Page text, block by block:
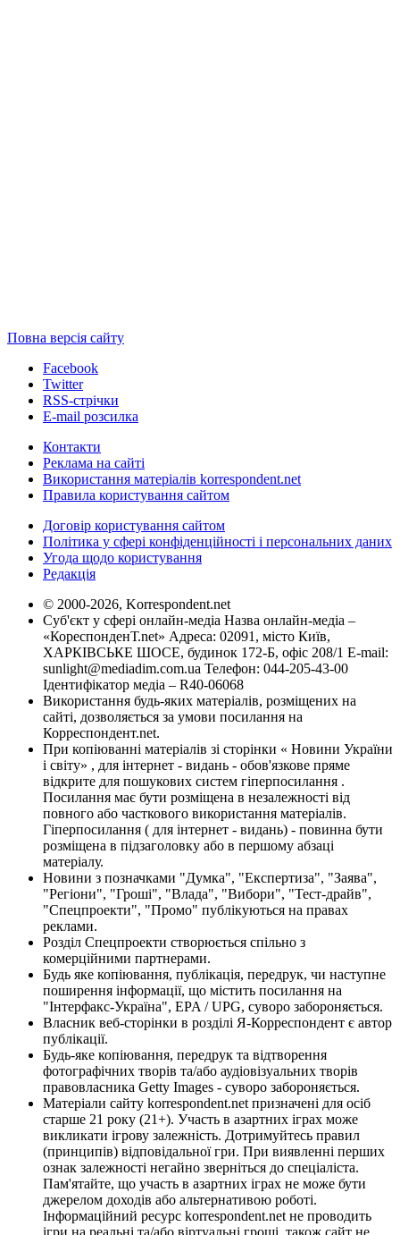
Повна версія сайту
Facebook
Twitter
RSS-стрічки
E-mail розсилка
Контакти
Реклама на сайті
Використання матеріалів korrespondent.net
Правила користування сайтом
Договір користування сайтом
Політика у сфері конфіденційності і персональних даних
Угода щодо користування
Редакція
© 2000-2026, Korrespondent.net
Суб'єкт у сфері онлайн-медіа Назва онлайн-медіа –
«КореспонденТ.net» Адреса: 02091, місто Київ,
ХАРКІВСЬКЕ ШОСЕ, будинок 172-Б, офіс 208/1 E-mail:
sunlight@mediadim.com.ua Телефон: 044-205-43-00
Ідентифікатор медіа – R40-06068
Використання будь-яких матеріалів, розміщених на
сайті, дозволяється за умови посилання на
Корреспондент.net.
При копіюванні матеріалів зі сторінки « Новини України
і світу» , для інтернет - видань - обов'язкове пряме
відкрите для пошукових систем гіперпосилання .
Посилання має бути розміщена в незалежності від
повного або часткового використання матеріалів.
Гіперпосилання ( для інтернет - видань) - повинна бути
розміщена в підзаголовку або в першому абзаці
матеріалу.
Новини з позначками "Думка", "Експертиза", "Заява",
"Регіони", "Гроші", "Влада", "Вибори", "Тест-драйв",
"Спецпроекти", "Промо" публікуються на правах
реклами.
Розділ Спецпроекти створюється спільно з
комерційними партнерами.
Будь яке копіювання, публікація, передрук, чи наступне
поширення інформації, що містить посилання на
"Інтерфакс-Україна", EPA / UPG, суворо забороняється.
Власник веб-сторінки в розділі Я-Корреспондент є автор
публікації.
Будь-яке копіювання, передрук та відтворення
фотографічних творів та/або аудіовізуальних творів
правовласника Getty Images - суворо забороняється.
Матеріали сайту korrespondent.net призначені для осіб
старше 21 року (21+). Участь в азартних іграх може
викликати ігрову залежність. Дотримуйтесь правил
(принципів) відповідальної гри. При виявленні перших
ознак залежності негайно зверніться до спеціаліста.
Пам'ятайте, що участь в азартних іграх не може бути
джерелом доходів або альтернативою роботі.
Інформаційний ресурс korrespondent.net не проводить